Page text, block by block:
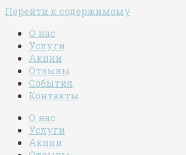
Перейти к содержимому
О нас
Услуги
Акции
Отзывы
События
Контакты
О нас
Услуги
Акции